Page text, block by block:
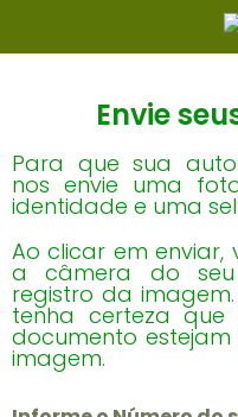
Envie
Para que sua
nos envie uma
identidade e uma
Ao clicar em
a câmera do
registro da
tenha certeza
documento
imagem.